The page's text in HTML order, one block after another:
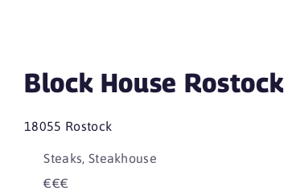
Block House Rostock
18055 Rostock
Steaks, Steakhouse
€€€